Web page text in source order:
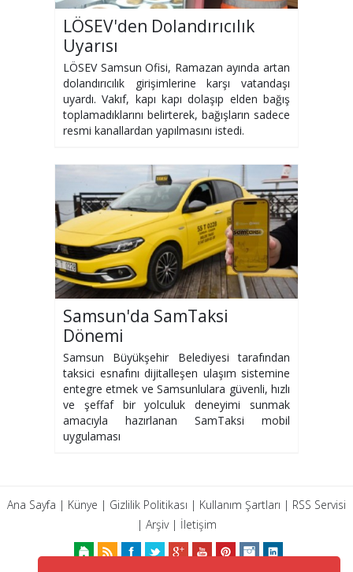
LÖSEV'den Dolandırıcılık
Uyarısı
LÖSEV Samsun Ofisi, Ramazan ayında artan
dolandırıcılık girişimlerine karşı vatandaşı
uyardı. Vakıf, kapı kapı dolaşıp elden bağış
toplamadıklarını belirterek, bağışların sadece
resmi kanallardan yapılmasını istedi.
Samsun'da SamTaksi
Dönemi
Samsun Büyükşehir Belediyesi tarafından
taksici esnafını dijitalleşen ulaşım sistemine
entegre etmek ve Samsunlulara güvenli, hızlı
ve şeffaf bir yolculuk deneyimi sunmak
amacıyla hazırlanan SamTaksi mobil
uygulaması
Ana Sayfa | Künye | Gizlilik Politikası | Kullanım Şartları | RSS Servisi
| Arşiv| İletişim